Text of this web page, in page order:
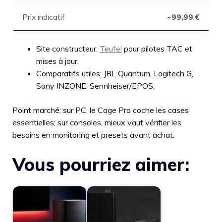
Prix indicatif ~99,99 €
Site constructeur: Teufel pour pilotes TAC et
mises à jour.
Comparatifs utiles: JBL Quantum, Logitech G,
Sony INZONE, Sennheiser/EPOS.
Point marché: sur PC, le Cage Pro coche les cases
essentielles; sur consoles, mieux vaut vérifier les
besoins en monitoring et presets avant achat.
Vous pourriez aimer: